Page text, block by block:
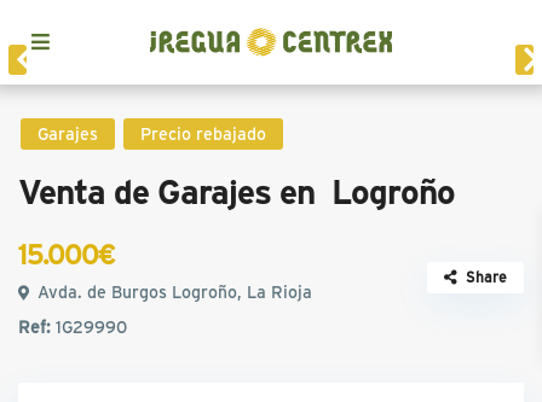
Garajes Precio rebajado
Venta de Garajes en Logroño
15.000€
Avda. de Burgos Logroño, La Rioja
Ref:1G29990
Share